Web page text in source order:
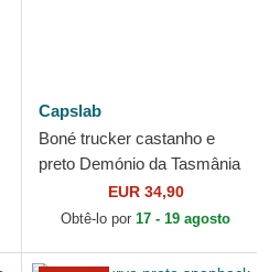
Capslab
Boné trucker castanho e
preto Demónio da Tasmânia
TAZ3 CT Looney Tunes da
Capslab
EUR 34,90
Obtê-lo por 17 - 19 agosto